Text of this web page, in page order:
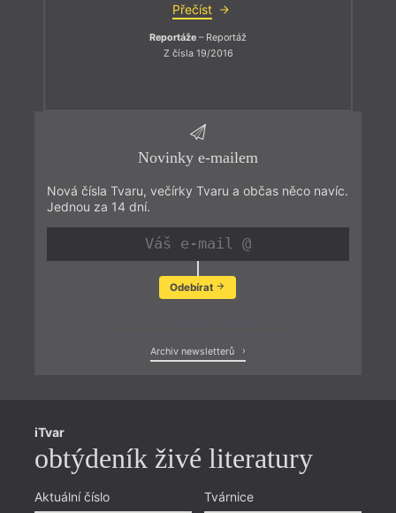
Přečíst
Reportáže – Reportáž
Z čísla 19/2016
Novinky e-mailem
Nová čísla Tvaru, večírky Tvaru a občas něco navíc.
Jednou za 14 dní.
Odebírat
Archiv newsletterů
iTvar
obtýdeník živé literatury
Aktuální číslo
Tvárnice